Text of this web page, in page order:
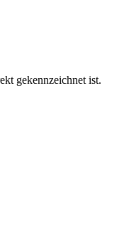
gekennzeichnet ist.